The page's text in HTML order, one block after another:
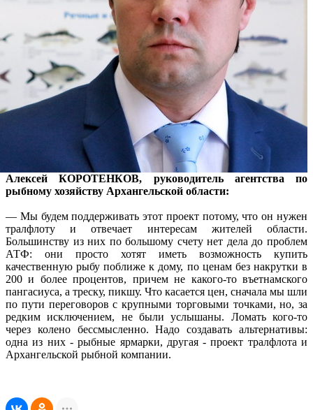
Алексей КОРОТЕНКОВ, руководитель агентства по
рыбному хозяйству Архангельской области:
— Мы будем поддерживать этот проект потому, что он нужен
тралфлоту и отвечает интересам жителей области.
Большинству из них по большому счету нет дела до проблем
АТФ: они просто хотят иметь возможность купить
качественную рыбу поближе к дому, по ценам без накрутки в
200 и более процентов, причем не какого-то въетнамского
пангасиуса, а треску, пикшу. Что касается цен, сначала мы шли
по пути переговоров с крупными торговыми точками, но, за
редким исключением, не были услышаны. Ломать кого-то
через колено бессмысленно. Надо создавать альтернативы:
одна из них - рыбные ярмарки, другая - проект тралфлота и
Архангельской рыбной компании.